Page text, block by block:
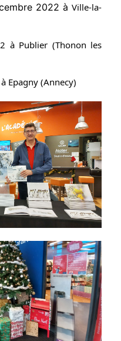
2022 àVille-la-
à Publier (Thonon les
Epagny (Annecy)